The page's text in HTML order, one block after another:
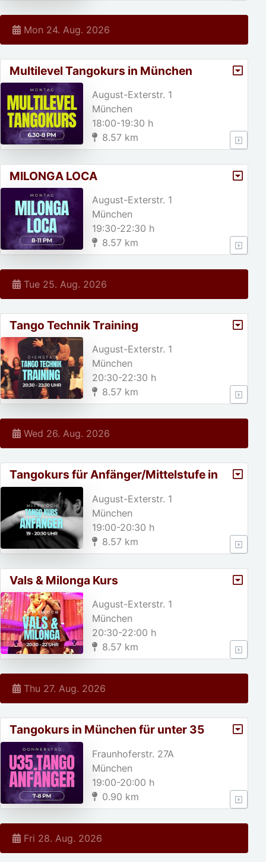
Mon 24. Aug. 2026
Multilevel Tangokurs in München
August-Exterstr. 1
München
18:00-19:30 h
8.57 km
MILONGA LOCA
August-Exterstr. 1
München
19:30-22:30 h
8.57 km
Tue 25. Aug. 2026
Tango Technik Training
August-Exterstr. 1
München
20:30-22:30 h
8.57 km
Wed 26. Aug. 2026
Tangokurs für Anfänger/Mittelstufe in
München
August-Exterstr. 1
München
19:00-20:30 h
8.57 km
Vals & Milonga Kurs
August-Exterstr. 1
München
20:30-22:00 h
8.57 km
Thu 27. Aug. 2026
Tangokurs in München für unter 35
jährige!
Fraunhoferstr. 27A
München
19:00-20:00 h
0.90 km
Fri 28. Aug. 2026